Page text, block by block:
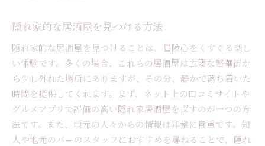
隠れ家的な居酒屋を見つける方法
隠れ家的な居酒屋を見つけることは、冒険心をくすぐる楽し
い体験です。多くの場合、これらの居酒屋は主要な繁華街か
ら少し外れた場所にありますが、その分、静かで落ち着いた
時間を提供してくれます。まず、ネット上の口コミサイトや
グルメアプリで評価の高い隠れ家居酒屋を探すのが一つの方
法です。また、地元の人々からの情報は非常に貴重です。知
人や地元のバーのスタッフにおすすめを尋ねることで、隠れ